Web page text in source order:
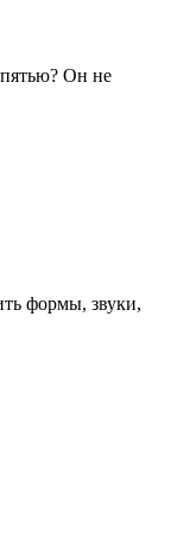
Он не
формы, звуки,